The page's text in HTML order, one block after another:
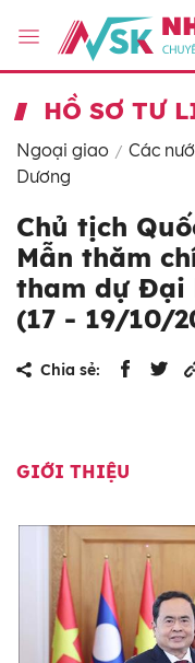
HỒ SƠ TƯ
Ngoại giao Các
Dương
Chủ tịch
Mẫn thăm
tham dự Đại
(17 - 19/10/
Chia sẻ:
GIỚI THIỆU